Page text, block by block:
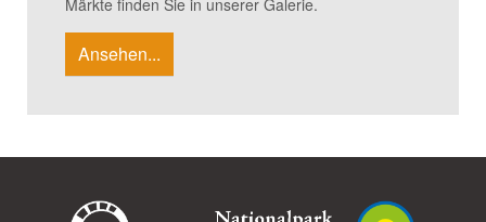
Ansehen...